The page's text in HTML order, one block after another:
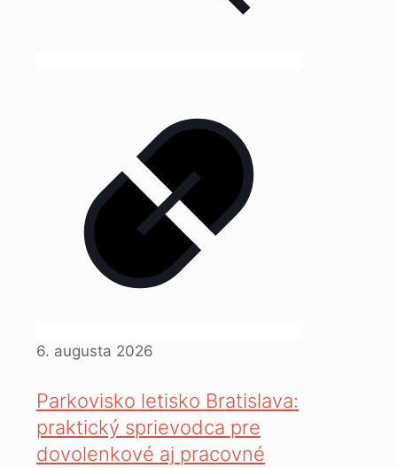
6. augusta 2026
Parkovisko letisko Bratislava:
praktický sprievodca pre
dovolenkové aj pracovné